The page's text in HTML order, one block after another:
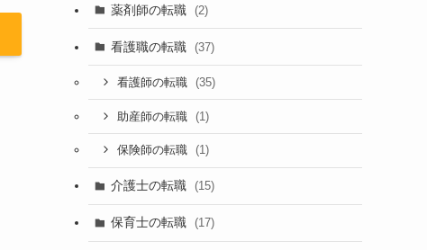
薬剤師の転職 (2)
看護職の転職 (37)
看護師の転職 (35)
助産師の転職 (1)
保険師の転職 (1)
介護士の転職 (15)
保育士の転職 (17)